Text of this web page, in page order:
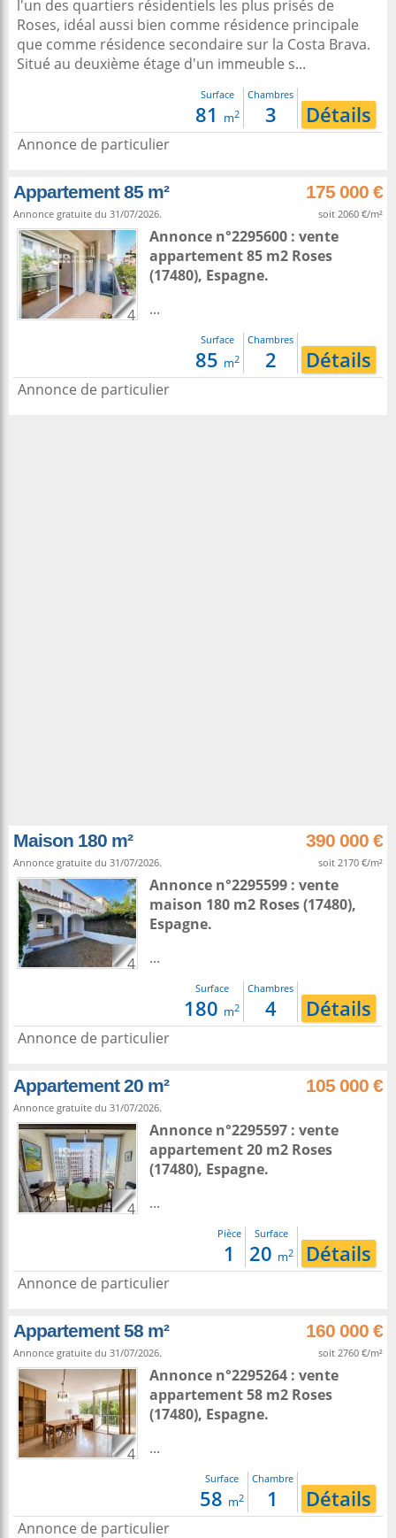
l'un des quartiers résidentiels les plus prisés de
Roses, idéal aussi bien comme résidence principale
que comme résidence secondaire sur la Costa Brava.
Situé au deuxième étage d'un immeuble s...
Surface
81 m2
Chambres
3 Détails
Annonce de particulier
Appartement 85 m² 175 000 €
Annonce gratuite du 31/07/2026. soit 2060 €/m²
4
Annonce n°2295600 : vente
appartement 85 m2 Roses
(17480), Espagne.
...
Surface
85 m2
Chambres
2 Détails
Annonce de particulier
Maison 180 m² 390 000 €
Annonce gratuite du 31/07/2026. soit 2170 €/m²
4
Annonce n°2295599 : vente
maison 180 m2 Roses(17480),
Espagne.
...
Surface
180 m2
Chambres
4 Détails
Annonce de particulier
Appartement 20 m² 105 000 €
Annonce gratuite du 31/07/2026.
4
Annonce n°2295597 : vente
appartement 20 m2 Roses
(17480), Espagne.
...
Pièce
1
Surface
20 m2 Détails
Annonce de particulier
Appartement 58 m² 160 000 €
Annonce gratuite du 31/07/2026. soit 2760 €/m²
4
Annonce n°2295264 : vente
appartement 58 m2 Roses
(17480), Espagne.
...
Surface
58 m2
Chambre
1 Détails
Annonce de particulier